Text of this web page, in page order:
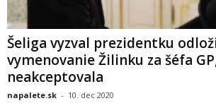
Šeliga vyzval prezidentku
vymenovanie Žilinku za šéfa
neakceptovala
napalete.sk - 10. dec 2020